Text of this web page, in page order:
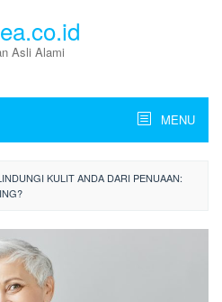
Asli Alami
MENU
KULIT ANDA DARI PENUAAN: